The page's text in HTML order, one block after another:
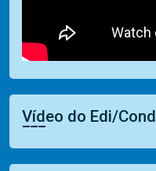
Vídeo do Edi/Cond